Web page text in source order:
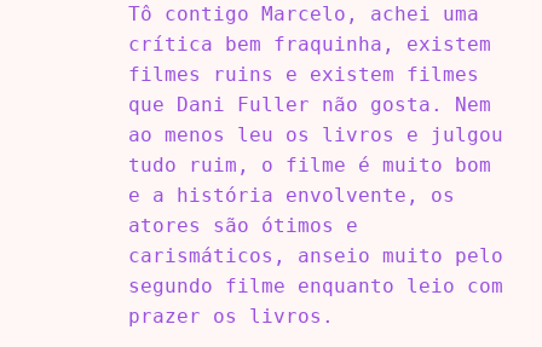
Tô contigo Marcelo, achei uma
crítica bem fraquinha, existem
filmes ruins e existem filmes
que Dani Fuller não gosta. Nem
ao menos leu os livros e julgou
tudo ruim, o filme é muito bom
e a história envolvente, os
atores são ótimos e
carismáticos, anseio muito pelo
segundo filme enquanto leio com
prazer os livros.